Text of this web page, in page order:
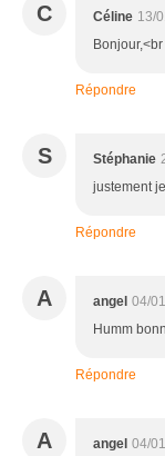
C Céline 13/
Répondre
S Stéphanie
justement
Répondre
A angel 04/
Humm
Répondre
A angel 04/